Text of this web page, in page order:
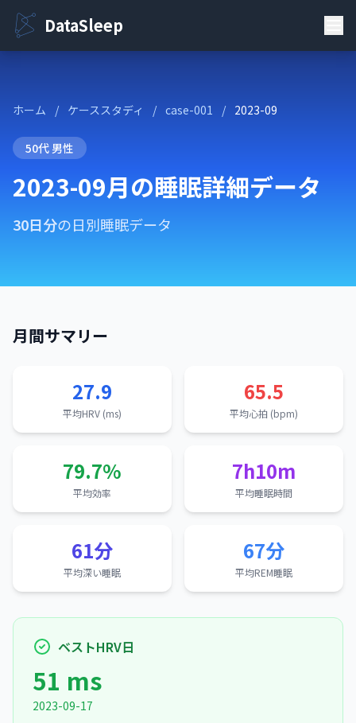
DataSleep
ホーム / ケーススタディ / case-001 / 2023-09
50代 男性
2023-09月の睡眠詳細データ
30日分の日別睡眠データ
月間サマリー
27.9
平均HRV (ms)
65.5
平均心拍 (bpm)
79.7%
平均効率
7h10m
平均睡眠時間
61分
平均深い睡眠
67分
平均REM睡眠
ベストHRV日
51 ms
2023-09-17